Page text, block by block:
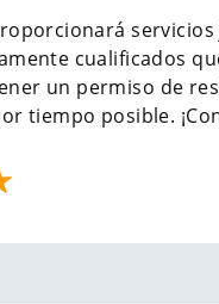
cualificados
un permiso de
tiempo posible.